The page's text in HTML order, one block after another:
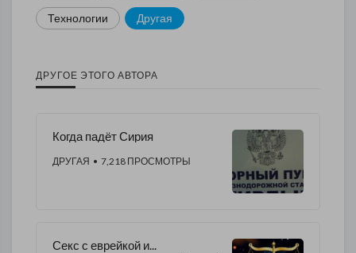
Технологии Другая
ДРУГОЕ ЭТОГО АВТОРА
​Когда падёт Сирия
ДРУГАЯ • 7,218 ПРОСМОТРЫ
Секс с еврейкой и...